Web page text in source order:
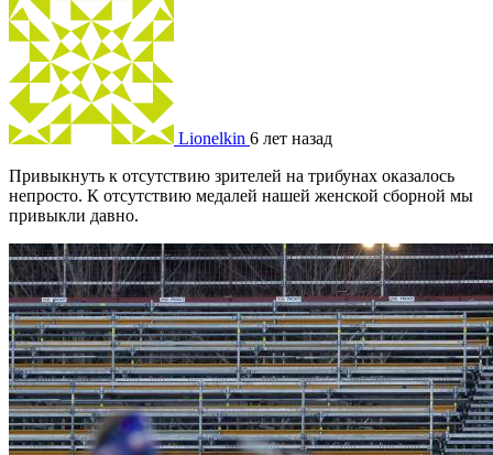
Lionelkin 6 лет назад
Привыкнуть к отсутствию зрителей на трибунах оказалось
непросто. К отсутствию медалей нашей женской сборной мы
привыкли давно.